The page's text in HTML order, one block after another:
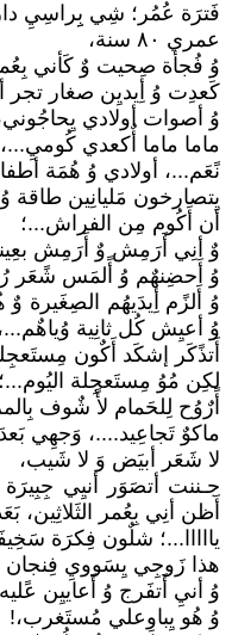
فَترَة عُمُر؛ شِي بِِراسِيِ
عمري ٨٠ سنة،
وُ فُجأة صِحيت وٌ كَأني بِعُمر ٣٢ هذا
كَعدِت وُ أِيديِن صغار تجر
وُ أصوات أولادي
ماما ماما أٌكعدي كُوميِ...،
نًعَم...، أولادي وُ هُمَة
يِتصارخون مَليانِين طاقة وُ
أن أَكُوم مِن الفراش...؛
وٌ أنِي أَرَمِش وٌ أَرَمِش
وُ أَحضِنهٌم وُ أًلمَس شًعَر
وُ أَلزًم أِيدَيهُم الصِغَيرة
وُ أعيِش كُل ثانِية وُياهٌم...،
أَتذًكَر إشكَد أَكٌون
لكِن مُوُ مِستَعجِلة اليُوم...؛
أًرٌوُح لِلحَمام لأً شٌوف
ماكوٌ تَجاعِيد....، وَجهِي
لا شَعَر أبيَض وَ لا شَيب،
جـننت أتصَوَر أنيِي
أَظن أنِي بِعُمر الثَلاثِين،
يااااا...؛ شلٌون فِكرَة
هذا زَوجِي يِسَوويِ فِنجان
وُ أنيِ أَتفَرج وُ أَعاييِن
وُ هُو يِباوِعلي مُستَغرب،!